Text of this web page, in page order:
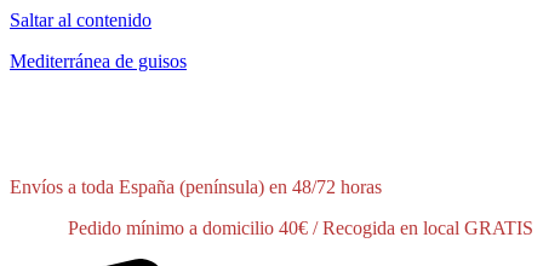
Saltar al contenido
Mediterránea de guisos
Envíos a toda España (península) en 48/72 horas
Pedido mínimo a domicilio 40€ / Recogida en local GRATIS